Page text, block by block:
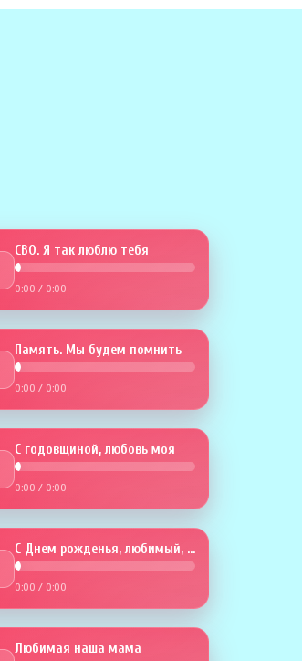
СВО. Я так люблю тебя
0:00 / 0:00
Память. Мы будем помнить
0:00 / 0:00
С годовщиной, любовь моя
0:00 / 0:00
С Днем рожденья, любимый, тебя
0:00 / 0:00
Любимая наша мама